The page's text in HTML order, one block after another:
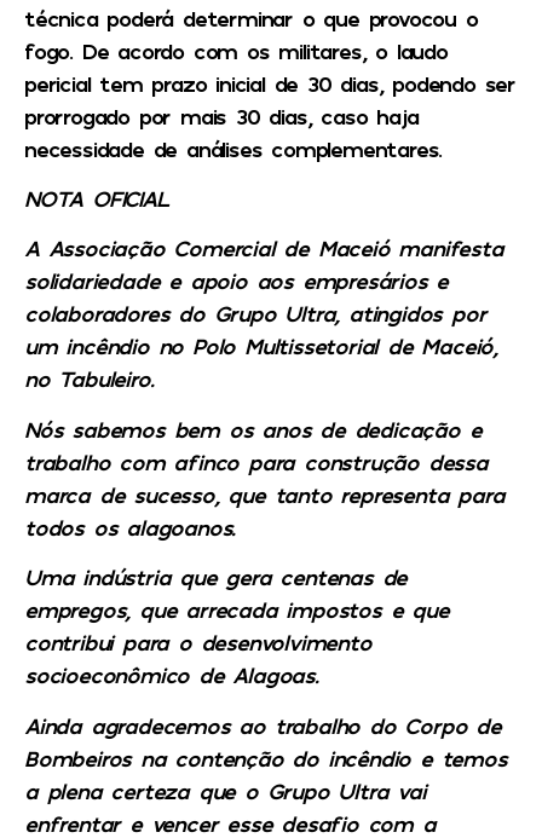
técnica poderá determinar o que provocou o
fogo. De acordo com os militares, o laudo
pericial tem prazo inicial de 30 dias, podendo ser
prorrogado por mais 30 dias, caso haja
necessidade de análises complementares.
NOTA OFICIAL
A Associação Comercial de Maceió manifesta
solidariedade e apoio aos empresários e
colaboradores do Grupo Ultra, atingidos por
um incêndio no Polo Multissetorial de Maceió,
no Tabuleiro.
Nós sabemos bem os anos de dedicação e
trabalho com afinco para construção dessa
marca de sucesso, que tanto representa para
todos os alagoanos.
Uma indústria que gera centenas de
empregos, que arrecada impostos e que
contribui para o desenvolvimento
socioeconômico de Alagoas.
Ainda agradecemos ao trabalho do Corpo de
Bombeiros na contenção do incêndio e temos
a plena certeza que o Grupo Ultra vai
enfrentar e vencer esse desafio com a